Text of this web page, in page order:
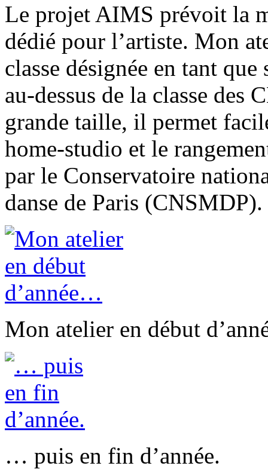
Le projet AIMS prévoit la
dédié pour l’artiste. Mon
classe désignée en tant
au-dessus de la classe des
grande taille, il permet
home-studio et le
par le Conservatoire
danse de Paris (CNSMDP).
Mon atelier en début
… puis en fin d’année.